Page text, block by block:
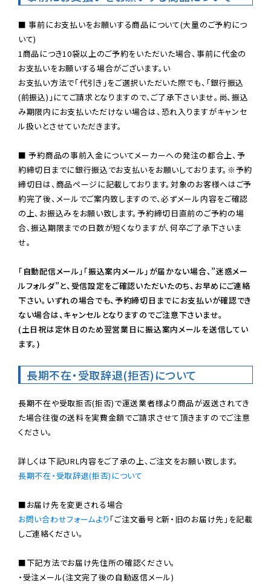
■ 事前にお支払いをお願いする商品について(大量のご予約につ
いて)
1商品につき10袋以上のご予約をいただいた場合、事前に代金の
お支払いをお願いする場合がございます。い
お支払い方法で「代引き」をご選択いただいた際でも、「銀行振込
(前振込)」にてご請求となりますので、ご了承下さいませ。尚、振込
み期限内にお支払いただけない場合は、恐れ入りますがキャンセ
ル扱いとさせていただきます。
■ 予約商品の事前入金についてメーカーへの発注の都合上、予
約締切日までに銀行振込でお支払いをお願いしております。※予約
締切日は、商品ページに記載しております。対象のお客様へはご予
約完了後、メールでご案内致しますので、必ずメール内容をご確認
の上、お振込みをお願い致します。予約締切日直前のご予約の場
合、振込期限までの日数が短くなりますが、何卒ご了承下さいま
せ。
「自動配信メール」「振込案内メール」が届かない場合、”迷惑メー
ルフォルダ”と、受信設定をご確認いただいたのち、お早めにご連絡
下さい。いずれの場合でも、予約締切日までにお支払いが確認でき
ない場合は、キャンセルとなりますのでご注意下さいませ。
(土日祝は定休日のため翌営業日に振込案内メールを送信してい
ます。)
長期不在・受取辞退(拒否)について
長期不在や受取拒否(拒否)で運送業者様より商品が返送されてき
た場合往復の送料を実費金額でご請求させて頂きますのでご注意
ください。
長期不在・受取辞退(拒否)について
お問い合わせフォームより 「ご注文番号と新・旧のお届け先」を記載
しご連絡ください。
■下記方法でお届け先住所の確認ください。
・受注メール(注文完了後の自動返信メール)